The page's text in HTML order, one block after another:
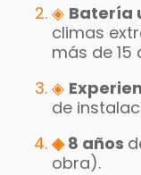
◈ Batería
climas
más de 15
◈
de
◈8 años
obra).